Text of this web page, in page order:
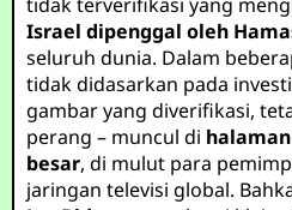
Israel dipenggal oleh
seluruh dunia. Dalam
tidak didasarkan pada
gambar yang diverifikasi,
perang – muncul di
besar, di mulut para
jaringan televisi global.